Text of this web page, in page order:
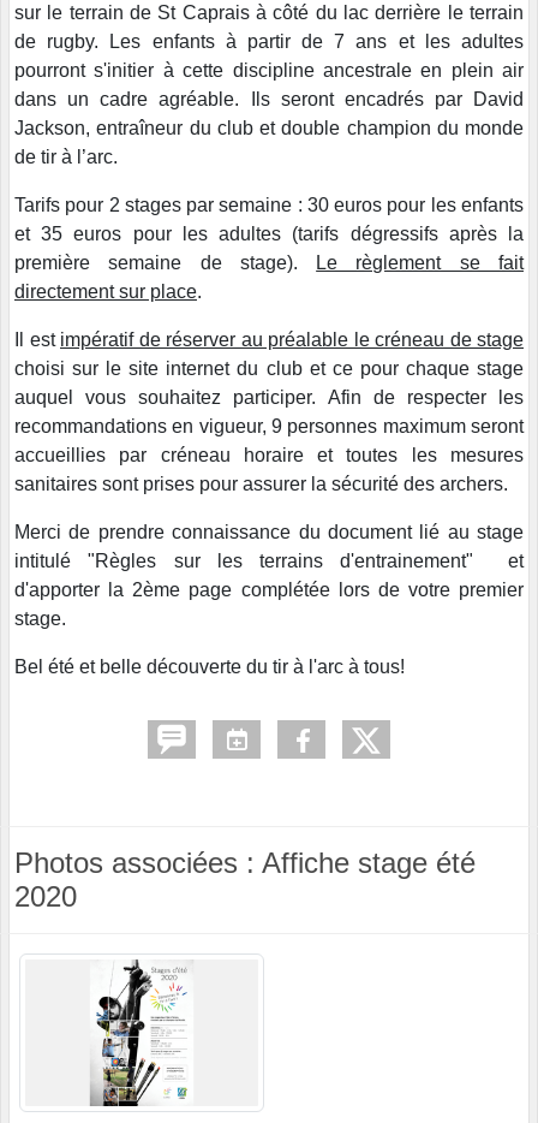
sur le terrain de St Caprais à côté du lac derrière le terrain
de rugby. Les enfants à partir de 7 ans et les adultes
pourront s'initier à cette discipline ancestrale en plein air
dans un cadre agréable. Ils seront encadrés par David
Jackson, entraîneur du club et double champion du monde
de tir à l’arc.
Tarifs pour 2 stages par semaine : 30 euros pour les enfants
et 35 euros pour les adultes (tarifs dégressifs après la
première semaine de stage).
Le règlement se fait
directement sur place.
Il est impératif de réserver au préalable le créneau de stage
choisi sur le site internet du club et ce pour chaque stage
auquel vous souhaitez participer. Afin de respecter les
recommandations en vigueur, 9 personnes maximum seront
accueillies par créneau horaire et toutes les mesures
sanitaires sont prises pour assurer la sécurité des archers.
Merci de prendre connaissance du document lié au stage
intitulé "Règles sur les terrains d'entrainement" et
d'apporter la 2ème page complétée lors de votre premier
stage.
Bel été et belle découverte du tir à l'arc à tous!
Photos associées : Affiche stage été
2020